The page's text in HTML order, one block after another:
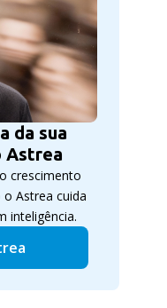
da sua
Astrea
crescimento
Astrea cuida
inteligência.